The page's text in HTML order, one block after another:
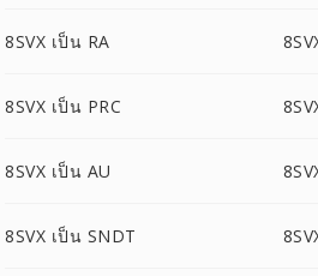
8SVX เป็น RA
8SVX เป็น PRC
8SVX เป็น AU
8SVX เป็น SNDT